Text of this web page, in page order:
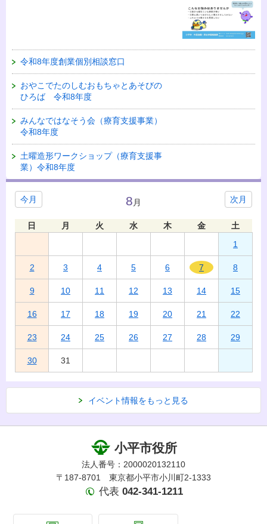
令和8年度創業個別相談窓口
おやこでたのしむおもちゃとあそびの
ひろば 令和8年度
みんなではなそう会（療育支援事業）
令和8年度
土曜造形ワークショップ（療育支援事
業）令和8年度
今月 次月
8 月
日 月 火 水 木 金
土
1
2 3 4 5 6 7 8
9 10 11 12 13 14 15
16 17 18 19 20 21 22
23 24 25 26 27 28 29
30 31
イベント情報をもっと見る
小平市役所
法人番号：2000020132110
〒187-8701 東京都小平市小川町2-1333
代表 042-341-1211